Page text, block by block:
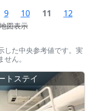
9 10 11
12
地図表示
した中央参考値です。実
ん。
トステイ